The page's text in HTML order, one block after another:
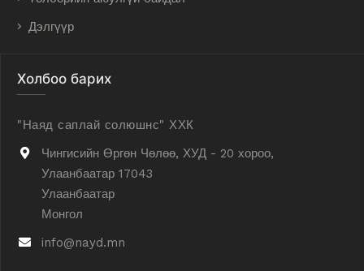
Дэлгүүр
Холбоо барих
"Наяд саплай солюшнс" ХХК
Чингисийн Өргөн Чөлөө, ХУД - 20 хороо,
Улаанбаатар 17043
Улаанбаатар
Монгол
info@nayd.mn